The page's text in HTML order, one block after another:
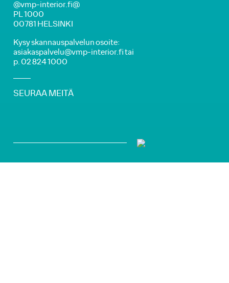
@vmp-interior.fi@
PL 1000
00781 HELSINKI
Kysy skannauspalvelun osoite:
asiakaspalvelu@vmp-interior.fi tai
p. 02 824 1000
SEURAA MEITÄ